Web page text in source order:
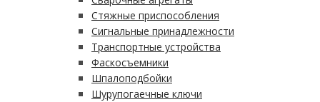
Стяжные приспособления
Сигнальные принадлежности
Транспортные устройства
Фаскосъемники
Шпалоподбойки
Шурупогаечные ключи